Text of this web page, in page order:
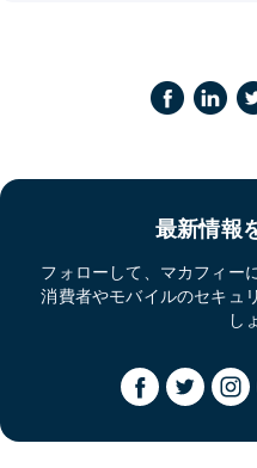
最新情報
フォローして、マカフィー
消費者やモバイルのセキュ
し